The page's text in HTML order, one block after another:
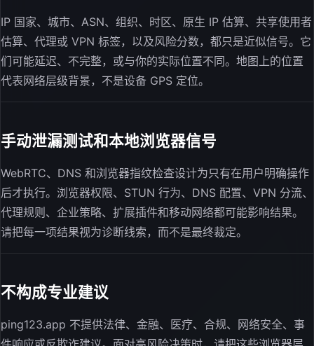
IP 国家、城市、ASN、组织、时区、原生 IP 估算、共享使用者
估算、代理或 VPN 标签，以及风险分数，都只是近似信号。它
们可能延迟、不完整，或与你的实际位置不同。地图上的位置
代表网络层级背景，不是设备 GPS 定位。
手动泄漏测试和本地浏览器信号
WebRTC、DNS 和浏览器指纹检查设计为只有在用户明确操作
后才执行。浏览器权限、STUN 行为、DNS 配置、VPN 分流、
代理规则、企业策略、扩展插件和移动网络都可能影响结果。
请把每一项结果视为诊断线索，而不是最终裁定。
不构成专业建议
ping123.app 不提供法律、金融、医疗、合规、网络安全、事